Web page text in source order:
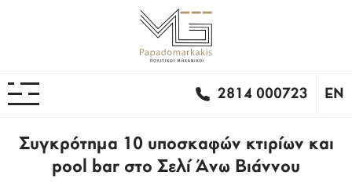
2814 000723 EN
Συγκρότημα 10 υποσκαφών κτιρίων και
pool bar στο Σελί Άνω Βιάννου